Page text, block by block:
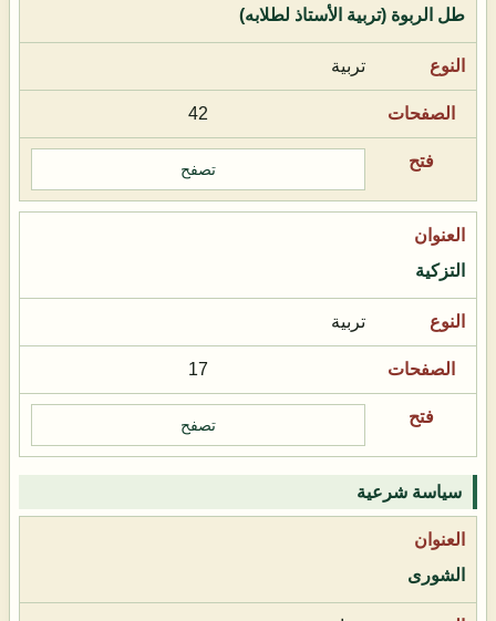
طل الربوة (تربية الأستاذ لطلابه)
تربية
42
تصفح
التزكية
تربية
17
تصفح
سياسة شرعية
الشورى